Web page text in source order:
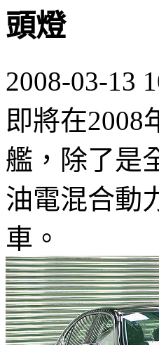
頭燈
2008-03-13
即將在2008
艦，除了是
油電混合動
車。